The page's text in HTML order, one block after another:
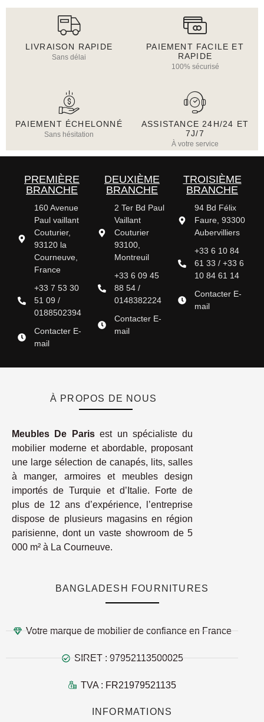
LIVRAISON RAPIDE
Sans délai
PAIEMENT FACILE ET
RAPIDE
100% sécurisé
PAIEMENT ÉCHELONNÉ
Sans hésitation
ASSISTANCE 24H/24 ET
7J/7
À votre service
PREMIÈRE
BRANCHE
160 Avenue
Paul vaillant
Couturier,
93120 la
Courneuve,
France
+33 7 53 30
51 09 /
0188502394
Contacter E-
mail
DEUXIÈME
BRANCHE
2 Ter Bd Paul
Vaillant
Couturier
93100,
Montreuil
+33 6 09 45
88 54 /
0148382224
Contacter E-
mail
TROISIÈME
BRANCHE
94 Bd Félix
Faure, 93300
Aubervilliers
+33 6 10 84
61 33 / +33 6
10 84 61 14
Contacter E-
mail
À PROPOS DE NOUS
Meubles De Parisest un spécialiste du
mobilier moderne et abordable, proposant
une large sélection de canapés, lits, salles
à manger, armoires et meubles design
importés de Turquie et d’Italie. Forte de
plus de 12 ans d’expérience, l’entreprise
dispose de plusieurs magasins en région
parisienne, dont un vaste showroom de 5
000 m² à La Courneuve.
BANGLADESH FOURNITURES
Votre marque de mobilier de confiance en France
SIRET : 97952113500025
TVA : FR21979521135
INFORMATIONS